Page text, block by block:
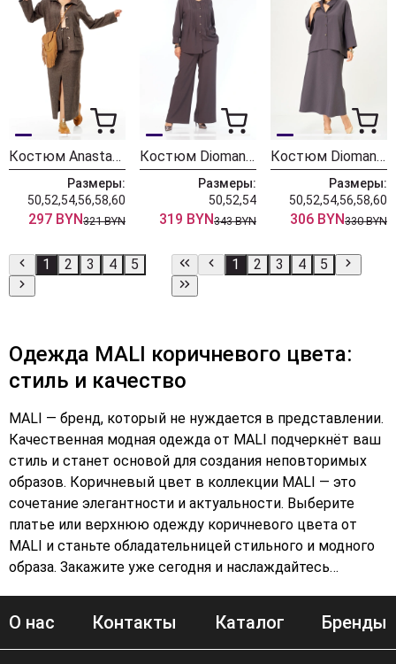
Костюм Anastasia 1384 шоколад
Размеры:
50,52,54,56,58,60
297 BYN321 BYN
Костюм Diomant 2200 капучино
Размеры:
50,52,54
319 BYN343 BYN
Костюм Diomant 2197 капучино
Размеры:
50,52,54,56,58,60
306 BYN330 BYN
1 2 3 4 5 1 2 3 4 5
Одежда MALI коричневого цвета:
стиль и качество
MALI — бренд, который не нуждается в представлении.
Качественная модная одежда от MALI подчеркнёт ваш
стиль и станет основой для создания неповторимых
образов. Коричневый цвет в коллекции MALI — это
сочетание элегантности и актуальности. Выберите
платье или верхнюю одежду коричневого цвета от
MALI и станьте обладательницей стильного и модного
образа. Закажите уже сегодня и наслаждайтесь
Добавьте в свою коллекцию верхнюю одежду
коричневого цвета от MALI и будьте неотразимы в
О нас Контакты Каталог Бренды